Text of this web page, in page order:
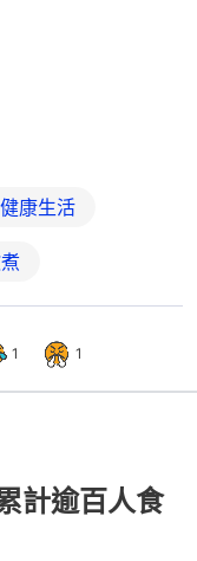
健康生活
1 1
計逾百人食